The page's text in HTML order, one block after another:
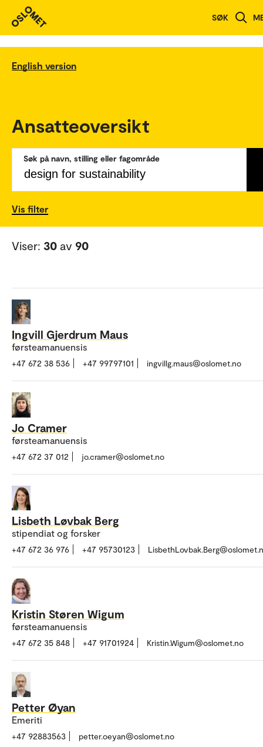
SØK
English version
Ansatteoversikt
Søk på navn, stilling eller fagområde
Vis filter
Viser: 30 av 90
Ingvill Gjerdrum Maus
førsteamanuensis
+47 672 38 536 +47 99797101 ingvillg.maus@oslomet.no
Jo Cramer
førsteamanuensis
+47 672 37 012 jo.cramer@oslomet.no
Lisbeth Løvbak Berg
stipendiat og forsker
+47 672 36 976 +47 95730123
Kristin Støren Wigum
førsteamanuensis
+47 672 35 848 +47 91701924 Kristin.Wigum@oslomet.no
Petter Øyan
Emeriti
+47 92883563 petter.oeyan@oslomet.no